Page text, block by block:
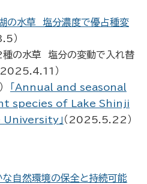
湖の水草 塩分濃度で優占種変
）
種の水草 塩分の変動で入れ替
2025.4.11）
「Annual and seasonal
species of Lake Shinji
」 （2025.5.22）
自然環境の保全と持続可能